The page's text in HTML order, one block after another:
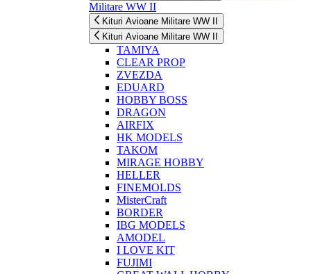
Militare WW II
Kituri Avioane Militare WW II
Kituri Avioane Militare WW II
TAMIYA
CLEAR PROP
ZVEZDA
EDUARD
HOBBY BOSS
DRAGON
AIRFIX
HK MODELS
TAKOM
MIRAGE HOBBY
HELLER
FINEMOLDS
MisterCraft
BORDER
IBG MODELS
AMODEL
I LOVE KIT
FUJIMI